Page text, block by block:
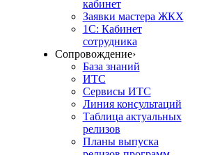
кабинет
Заявки мастера ЖКХ
1С: Кабинет
сотрудника
Сопровождение›
База знаний
ИТС
Сервисы ИТС
Линия консультаций
Таблица актуальных
релизов
Планы выпуска